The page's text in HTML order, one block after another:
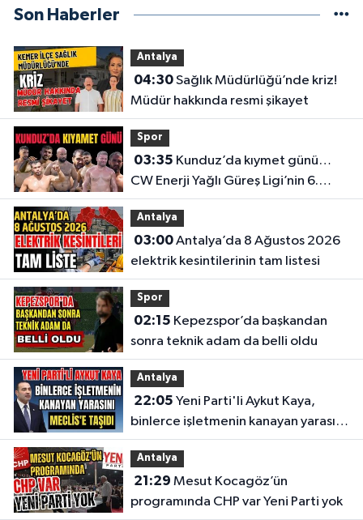
Son Haberler
Antalya
04:30Sağlık Müdürlüğü’nde kriz!
Müdür hakkında resmi şikayet
Spor
03:35
CW Enerji Yağlı Güreş Ligi’nin 6.
Etabı öncesi nefesler tutuldu
Antalya
03:00Antalya’da 8 Ağustos 2026
elektrik kesintilerinin tam listesi
Spor
02:15
sonra teknik adam da belli oldu
Antalya
22:05
binlerce işletmenin kanayan yarasını
Meclis'e taşıdı
Antalya
21:29
programında CHP var Yeni Parti yok